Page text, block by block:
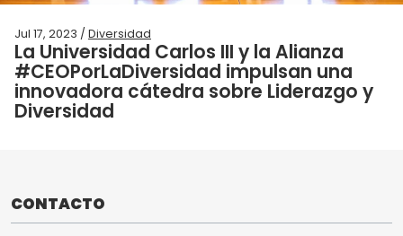
Jul 17, 2023 / Diversidad
La Universidad Carlos III y la Alianza
#CEOPorLaDiversidad impulsan una
innovadora cátedra sobre Liderazgo y
Diversidad
CONTACTO